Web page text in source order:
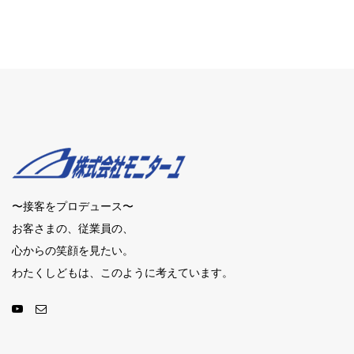
〜接客をプロデュース〜
お客さまの、従業員の、
心からの笑顔を見たい。
わたくしどもは、このように考えています。